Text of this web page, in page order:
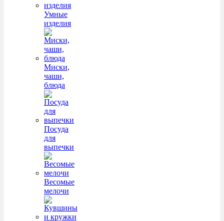
Умные
изделия
Миски,
чаши,
блюда
Посуда
для
выпечки
Весомые
мелочи